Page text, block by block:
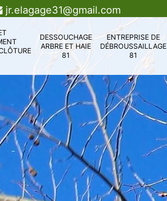
jr.elagage31@gmail.com
DESSOUCHAGE
ARBRE ET HAIE
81
ENTREPRISE DE
DÉBROUSSAILLAGE
81